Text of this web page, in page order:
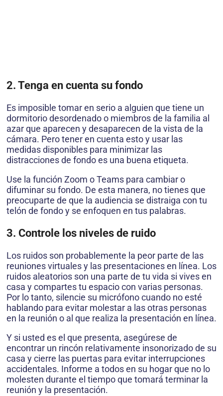
2. Tenga en cuenta su fondo
Es imposible tomar en serio a alguien que tiene un
dormitorio desordenado o miembros de la familia al
azar que aparecen y desaparecen de la vista de la
cámara. Pero tener en cuenta esto y usar las
medidas disponibles para minimizar las
distracciones de fondo es una buena etiqueta.
Use la función Zoom o Teams para cambiar o
difuminar su fondo. De esta manera, no tienes que
preocuparte de que la audiencia se distraiga con tu
telón de fondo y se enfoquen en tus palabras.
3. Controle los niveles de ruido
Los ruidos son probablemente la peor parte de las
reuniones virtuales y las presentaciones en línea. Los
ruidos aleatorios son una parte de tu vida si vives en
casa y compartes tu espacio con varias personas.
Por lo tanto, silencie su micrófono cuando no esté
hablando para evitar molestar a las otras personas
en la reunión o al que realiza la presentación en línea.
Y si usted es el que presenta, asegúrese de
encontrar un rincón relativamente insonorizado de su
casa y cierre las puertas para evitar interrupciones
accidentales. Informe a todos en su hogar que no lo
molesten durante el tiempo que tomará terminar la
reunión y la presentación.